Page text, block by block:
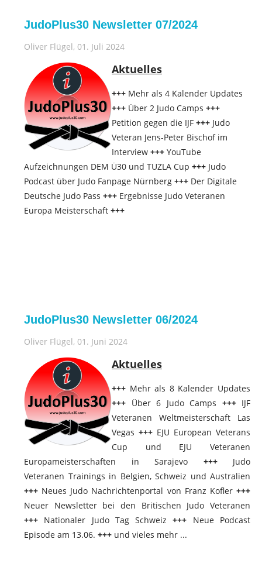
JudoPlus30 Newsletter 07/2024
Oliver Flügel, 01. Juli 2024
Aktuelles
+++ Mehr als 4 Kalender Updates
+++ Über 2 Judo Camps +++
Petition gegen die IJF +++ Judo
Veteran Jens-Peter Bischof im
Interview +++ YouTube
Aufzeichnungen DEM Ü30 und TUZLA Cup +++ Judo
Podcast über Judo Fanpage Nürnberg +++ Der Digitale
Deutsche Judo Pass +++ Ergebnisse Judo Veteranen
Europa Meisterschaft +++
JudoPlus30 Newsletter 06/2024
Oliver Flügel, 01. Juni 2024
Aktuelles
+++ Mehr als 8 Kalender Updates
+++ Über 6 Judo Camps +++IJF
Veteranen Weltmeisterschaft Las
Vegas +++ EJU European Veterans
Cup und EJU Veteranen
Europameisterschaften in Sarajevo +++Judo
Veteranen Trainings in Belgien, Schweiz und Australien
+++ Neues Judo Nachrichtenportal von Franz Kofler +++
Neuer Newsletter bei den Britischen Judo Veteranen
+++ Nationaler Judo Tag Schweiz+++ Neue Podcast
Episode am 13.06. +++ und vieles mehr ...